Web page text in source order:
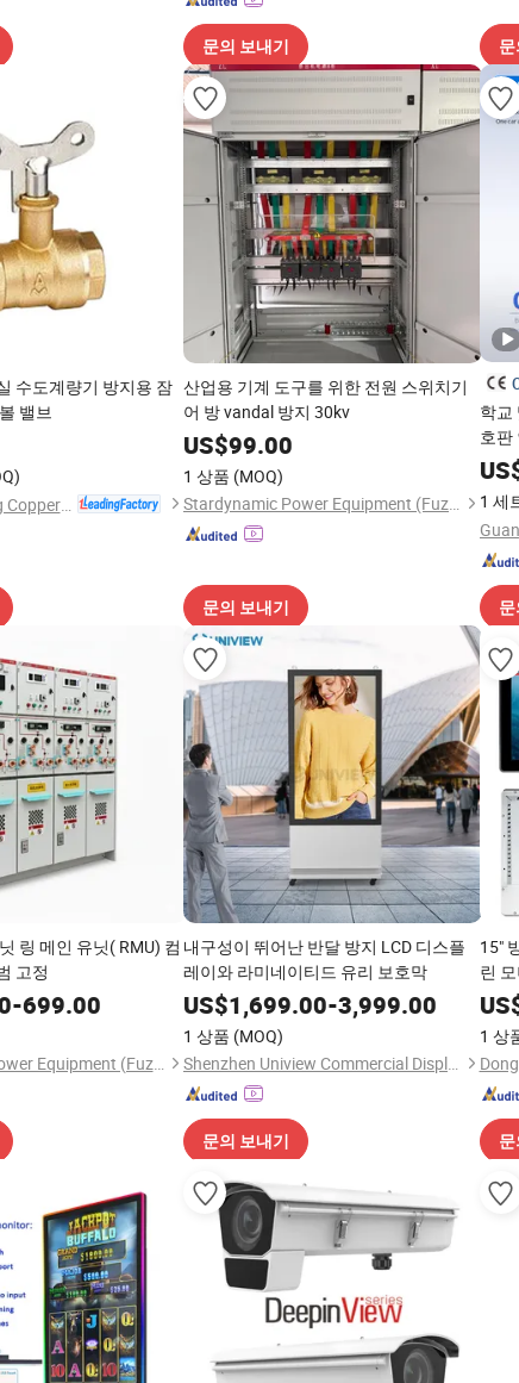
문의 보내기 문
수도계량기 방지용 잠
밸브
Ninghai Raising Copper Industry Co., Ltd.
산업용 기계 도구를 위한 전원 스위치기
어 방 vandal 방지 30kv
US$99.00
1 상품 (MOQ)
Stardynamic Power Equipment (Fuzhou) Co., Ltd.
문의 보내기
학교
호판
1 세
문
링 메인 유닛( RMU) 컴
고정
-699.00
Stardynamic Power Equipment (Fuzhou) Co., Ltd.
내구성이 뛰어난 반달 방지 LCD 디스플
레이와 라미네이티드 유리 보호막
US$1,699.00-3,999.00
1 상품 (MOQ)
Shenzhen Uniview Commercial Display Co., Ltd.
문의 보내기
15"
린
1 상
문